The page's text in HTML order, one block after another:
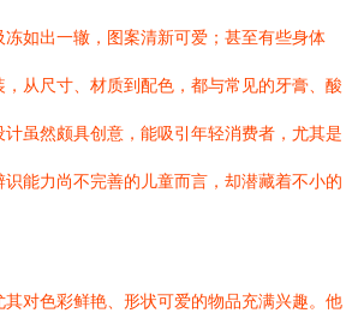
如出一辙，图案清新可爱；甚至有些身体
从尺寸、材质到配色，都与常见的牙膏、酸
虽然颇具创意，能吸引年轻消费者，尤其是
能力尚不完善的儿童而言，却潜藏着不小的
其对色彩鲜艳、形状可爱的物品充满兴趣。他